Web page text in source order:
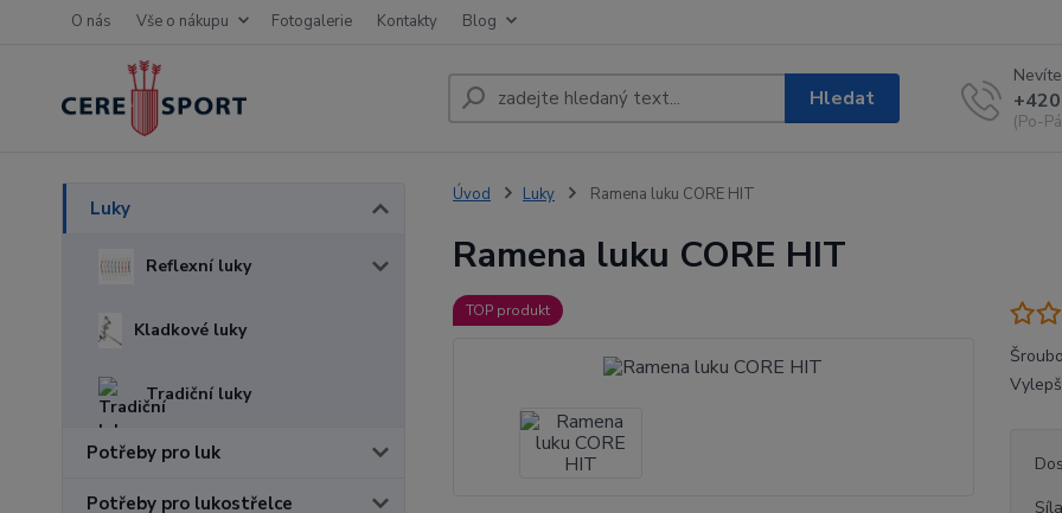
O nás Vše o nákupu Fotogalerie Kontakty Blog
Hledat
(Po-
Luky
Reflexní luky
Kladkové luky
Tradiční luky
Potřeby pro luk
Potřeby pro lukostřelce
Úvod Luky Ramena luku CORE HIT
Ramena luku CORE HIT
TOP produkt
Síla